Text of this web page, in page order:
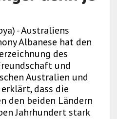
- Australiens
Albanese hat den
des
und
Australien und
dass die
den beiden Ländern
Jahrhundert stark